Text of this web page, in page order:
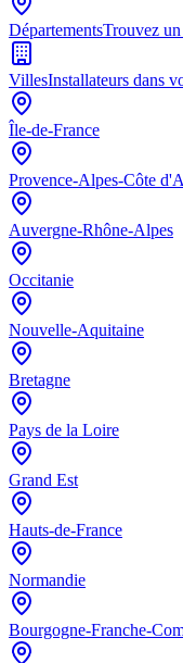
DépartementsTrouvez
VillesInstallateurs dans
Île-de-France
Provence-Alpes-Côte
Auvergne-Rhône-Alpes
Occitanie
Nouvelle-Aquitaine
Bretagne
Pays de la Loire
Grand Est
Hauts-de-France
Normandie
Bourgogne-Franche-